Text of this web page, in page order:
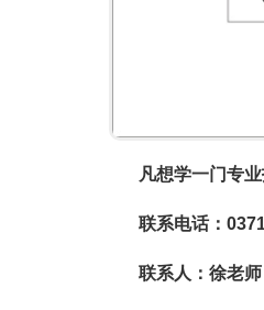
凡想学一门专
联系电话：
联系人：徐老